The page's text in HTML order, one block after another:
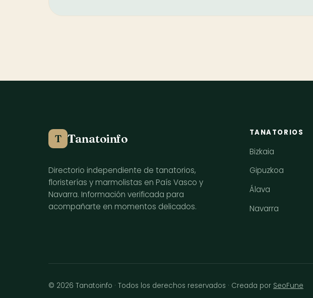
T Tanatoinfo
Directorio independiente de tanatorios,
floristerías y marmolistas en País Vasco y
Navarra. Información verificada para
acompañarte en momentos delicados.
TANATORIOS
Bizkaia
Gipuzkoa
Álava
Navarra
© 2026 Tanatoinfo · Todos los derechos reservados · Creada por SeoFune